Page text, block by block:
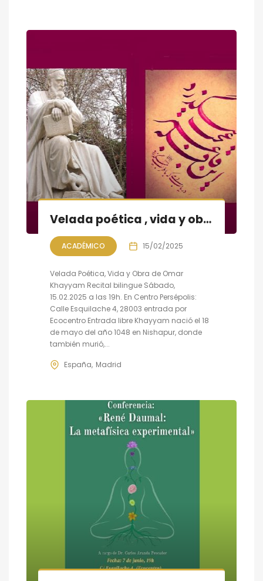
Velada poética , vida y obra de Omar Khayyam
ACADÉMICO 15/02/2025
Velada Poética, Vida y Obra de Omar
Khayyam Recital bilingue Sábado,
15.02.2025 a las 19h. En Centro Persépolis:
Calle Esquilache 4, 28003 entrada por
Ecocentro Entrada libre Khayyam nació el 18
de mayo del año 1048 en Nishapur, donde
también murió,...
España Madrid